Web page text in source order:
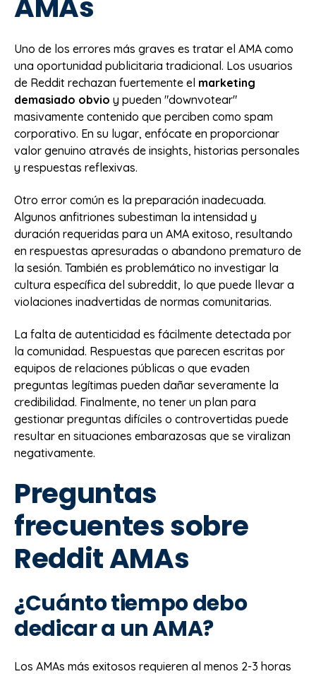
Uno de los errores más graves es tratar el AMA como
una oportunidad publicitaria tradicional. Los usuarios
de Reddit rechazan fuertemente el marketing
demasiado obvio y pueden "downvotear"
masivamente contenido que perciben como spam
corporativo. En su lugar, enfócate en proporcionar
valor genuino através de insights, historias personales
y respuestas reflexivas.
Otro error común es la preparación inadecuada.
Algunos anfitriones subestiman la intensidad y
duración requeridas para un AMA exitoso, resultando
en respuestas apresuradas o abandono prematuro de
la sesión. También es problemático no investigar la
cultura específica del subreddit, lo que puede llevar a
violaciones inadvertidas de normas comunitarias.
La falta de autenticidad es fácilmente detectada por
la comunidad. Respuestas que parecen escritas por
equipos de relaciones públicas o que evaden
preguntas legítimas pueden dañar severamente la
credibilidad. Finalmente, no tener un plan para
gestionar preguntas difíciles o controvertidas puede
resultar en situaciones embarazosas que se viralizan
negativamente.
Preguntas
frecuentes sobre
Reddit AMAs
¿Cuánto tiempo debo
dedicar a un AMA?
Los AMAs más exitosos requieren al menos 2-3 horas